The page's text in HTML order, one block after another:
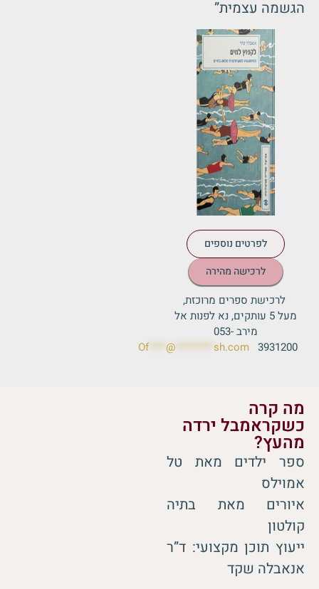
הגשמה עצמית”
לפרטים נוספים
לרכישה מהירה
לרכישת ספרים מרוכזת,
מעל 5 עותקים, נא לפנות אל
מירב 053-
3931200
Of**** @ ********* sh.com
מה קרה
כשקראמבל ירדה
מהעץ? ​
ספר ילדים מאת טל
אמוילס
איורים מאת בתיה
קולטון
ייעוץ תוכן מקצועי: ד”ר
אנאבלה שקד